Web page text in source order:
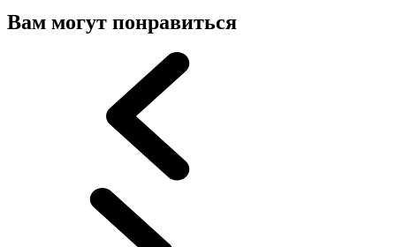
Вам могут понравиться